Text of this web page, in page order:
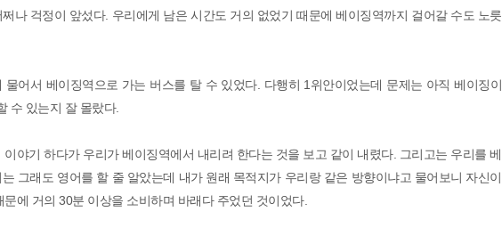
나 걱정이 앞섰다. 우리에게 남은 시간도 거의 없었기 때문에 베이징역까지 걸어갈 수도 노릇
어서 베이징역으로 가는 버스를 탈 수 있었다. 다행히 1위안이었는데 문제는 아직 베이징이
수 있는지 잘 몰랐다.
야기 하다가 우리가 베이징역에서 내리려 한다는 것을 보고 같이 내렸다. 그리고는 우리를 베
그래도 영어를 할 줄 알았는데 내가 원래 목적지가 우리랑 같은 방향이냐고 물어보니 자신이
에 거의 30분 이상을 소비하며 바래다 주었던 것이었다.